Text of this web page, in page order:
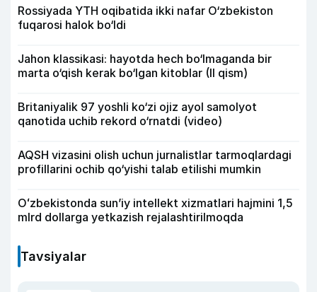
Rossiyada YTH oqibatida ikki nafar O‘zbekiston
fuqarosi halok bo‘ldi
Jahon klassikasi: hayotda hech bo‘lmaganda bir
marta o‘qish kerak bo‘lgan kitoblar (II qism)
Britaniyalik 97 yoshli ko‘zi ojiz ayol samolyot
qanotida uchib rekord o‘rnatdi (video)
AQSH vizasini olish uchun jurnalistlar tarmoqlardagi
profillarini ochib qo‘yishi talab etilishi mumkin
Oʻzbekistonda sunʼiy intellekt xizmatlari hajmini 1,5
mlrd dollarga yetkazish rejalashtirilmoqda
Tavsiyalar